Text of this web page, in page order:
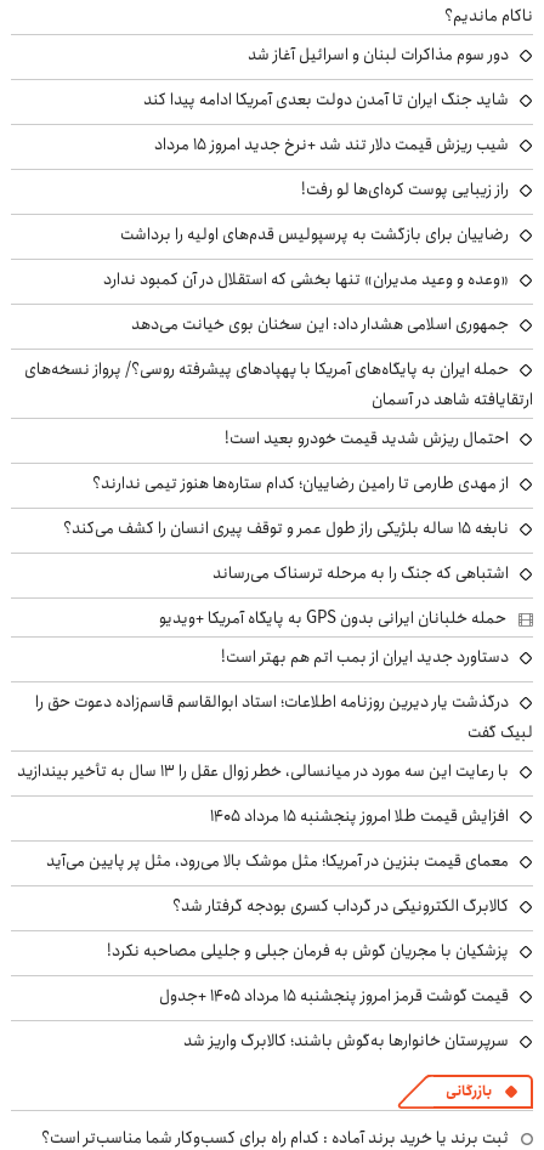
ناکام ماندیم؟
دور سوم مذاکرات لبنان و اسرائیل آغاز شد
شاید جنگ ایران تا آمدن دولت بعدی آمریکا ادامه پیدا کند
شیب ریزش قیمت دلار تند شد +نرخ جدید امروز ۱۵ مرداد
راز زیبایی پوست کره‌ای‌ها لو رفت!
رضاییان برای بازگشت به پرسپولیس قدم‌های اولیه را برداشت
«وعده و وعید مدیران» تنها بخشی که استقلال در آن کمبود ندارد
جمهوری اسلامی هشدار داد: این سخنان بوی خیانت می‌دهد
حمله ایران به پایگاه‌های آمریکا با پهپادهای پیشرفته روسی؟/ پرواز نسخه‌های
ارتقایافته شاهد در آسمان
احتمال ریزش شدید قیمت خودرو بعید است!
از مهدی طارمی تا رامین رضاییان؛ کدام ستاره‌ها هنوز تیمی ندارند؟
نابغه ۱۵ ساله بلژیکی راز طول عمر و توقف پیری انسان را کشف می‌کند؟
اشتباهی که جنگ را به مرحله ترسناک می‌رساند
حمله خلبانان ایرانی بدون GPS به پایگاه آمریکا +ویدیو
دستاورد جدید ایران از بمب اتم هم بهتر است!
درگذشت یار دیرین روزنامه اطلاعات؛ استاد ابوالقاسم قاسم‌زاده دعوت حق را
لبیک گفت
با رعایت این سه مورد در میانسالی، خطر زوال عقل را ۱۳ سال به تأخیر بیندازید
افزایش قیمت طلا امروز پنجشنبه ۱۵ مرداد ۱۴۰۵
معمای قیمت بنزین در آمریکا؛ مثل موشک بالا می‌رود، مثل پر پایین می‌آید
کالابرگ الکترونیکی در گرداب کسری بودجه گرفتار شد؟
پزشکیان با مجریان گوش به فرمان جبلی و جلیلی مصاحبه نکرد!
قیمت گوشت قرمز امروز پنجشنبه ۱۵ مرداد ۱۴۰۵ +جدول
سرپرستان خانوارها به‌گوش باشند؛ کالابرگ واریز شد
بازرگانی
ثبت برند یا خرید برند آماده : کدام راه برای کسب‌وکار شما مناسب‌تر است؟